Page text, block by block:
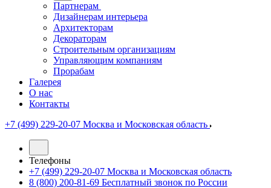
Партнерам
Дизайнерам интерьера
Архитекторам
Декораторам
Строительным организациям
Управляющим компаниям
Прорабам
Галерея
О нас
Контакты
+7 (499) 229-20-07 Москва и Московская область
Телефоны
+7 (499) 229-20-07 Москва и Московская область
8 (800) 200-81-69 Бесплатный звонок по России